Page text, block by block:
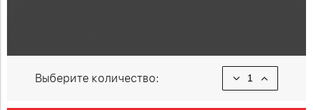
Выберите количество: